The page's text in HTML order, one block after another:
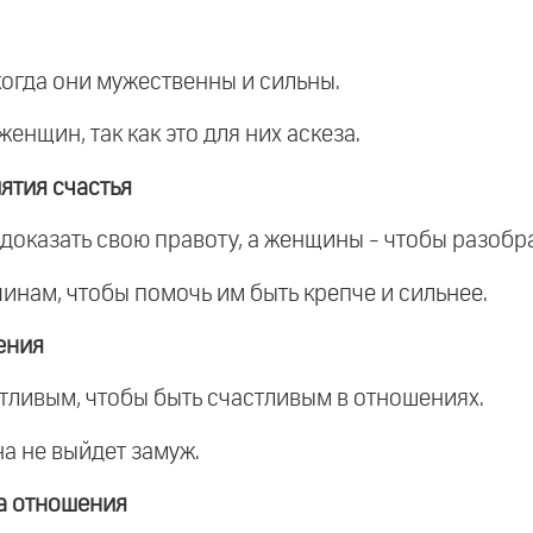
они мужественны и сильны.
так как это для них аскеза.
счастья
свою правоту, а женщины - чтобы
чтобы помочь им быть крепче и сильнее.
чтобы быть счастливым в отношениях.
не выйдет замуж.
отношения